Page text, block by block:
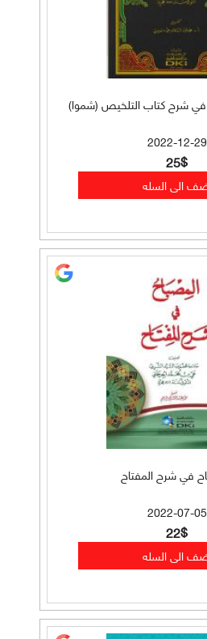
شرح كتاب التلخيص (شموا)
2022-12-29
25$
في شرح المفتاح
2022-07-05
22$